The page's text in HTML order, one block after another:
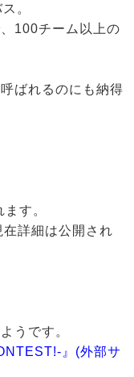
。
100チーム以上の
ばれるのにも納得
す。
詳細は公開され
うです。
』(外部サ